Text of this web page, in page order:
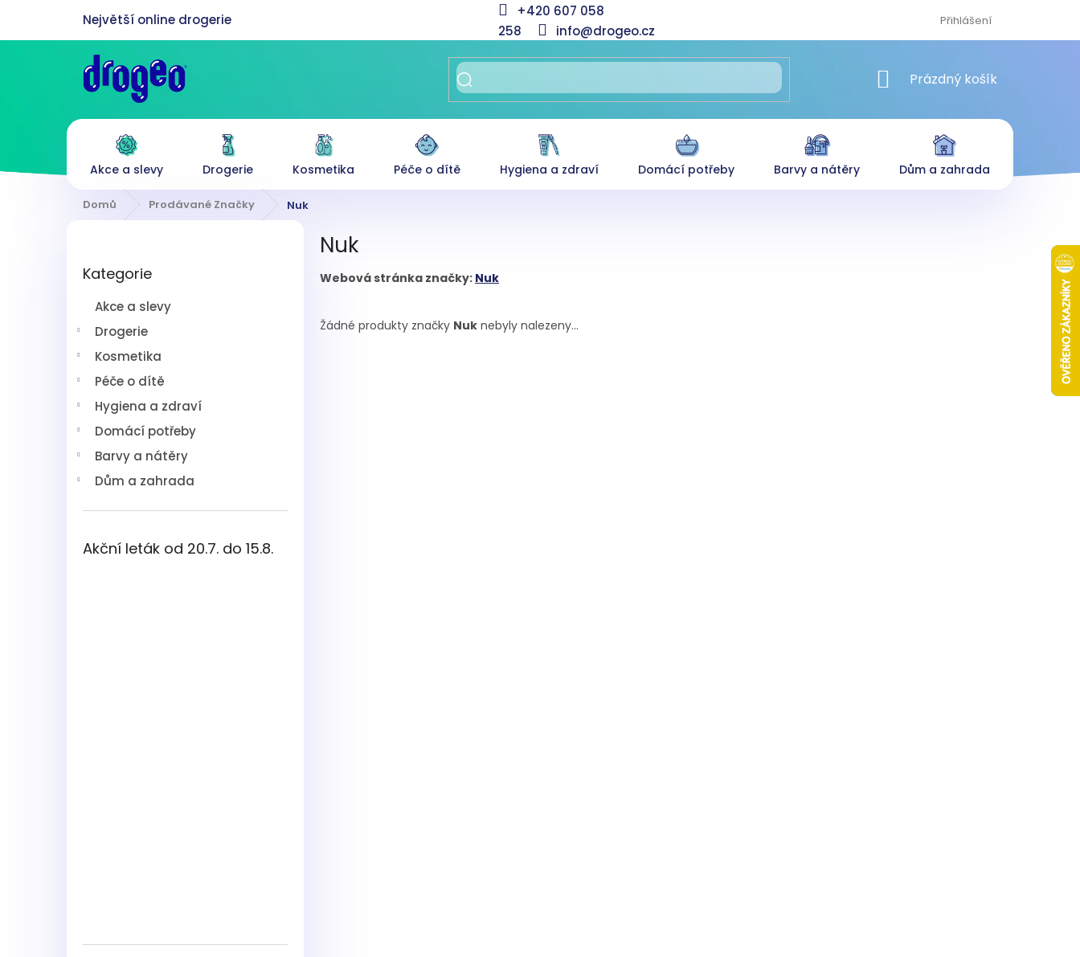
obsah
+420 607 058
258
info@drogeo.cz
Přihlášení
NÁKUPNÍ KOŠÍK
Prázdný košík
Akce a slevy Drogerie Kosmetika Péče o dítě Hygiena a zdraví Domácí potřeby Barvy a nátěry Dům a zahrada
Domů Prodávané Značky Nuk
kategorie
Kategorie
Akce a slevy
Drogerie
Kosmetika
Péče o dítě
Hygiena a zdraví
Domácí potřeby
Barvy a nátěry
Dům a zahrada
Akční leták od 20.7. do 15.8.
Nuk
Webová stránka značky: Nuk
Žádné produkty značky Nuk nebyly nalezeny...